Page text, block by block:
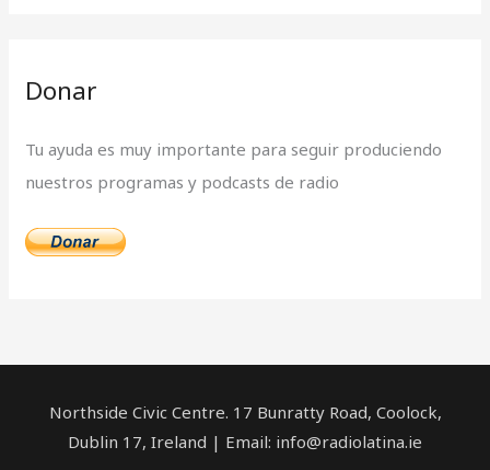
Donar
Tu ayuda es muy importante para seguir produciendo
nuestros programas y podcasts de radio
Northside Civic Centre. 17 Bunratty Road, Coolock,
Dublin 17, Ireland | Email: info@radiolatina.ie